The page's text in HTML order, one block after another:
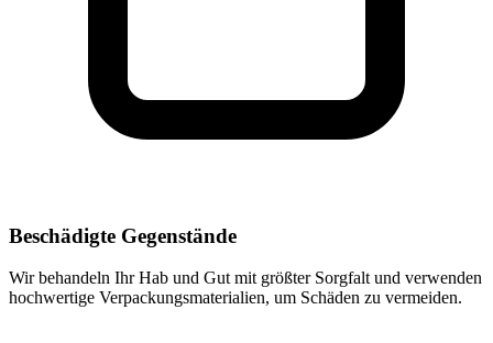
Beschädigte Gegenstände
Wir behandeln Ihr Hab und Gut mit größter Sorgfalt und verwenden
hochwertige Verpackungsmaterialien, um Schäden zu vermeiden.